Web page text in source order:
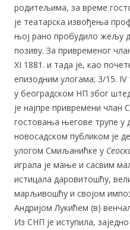
родитељима, за време
је театарска извођења
њој рано пробудило жељу
позиву. За привременог
XI 1881. и тада је, као
епизодним улогама; 3/15. IV
у београдском НП због
је најпре привремени
гостовања његове трупе у
новосадском публиком је
улогом Смиљанићке у
играла је мање и сасвим
истицала даровитошћу,
марљивошћу и својом
Андријом Лукићем (в)
Из СНП је иступила,